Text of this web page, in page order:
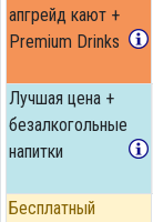
апгрейд кают +
Premium Drinks
Лучшая цена +
безалкогольные
напитки
Бесплатный